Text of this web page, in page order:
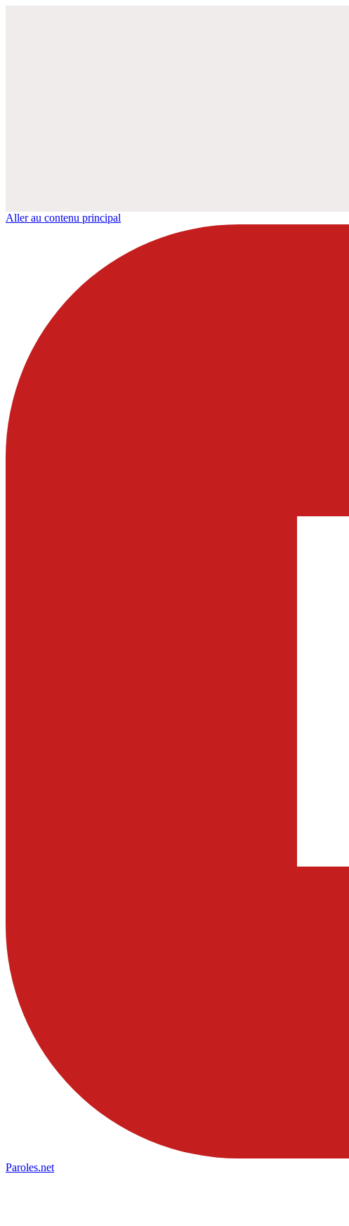
Aller au contenu principal
Paroles.net